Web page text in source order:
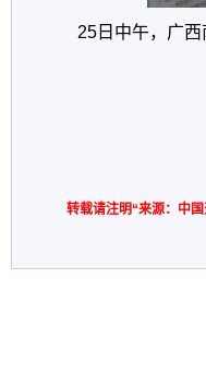
25日中午，广
转载请注明“来源：中国